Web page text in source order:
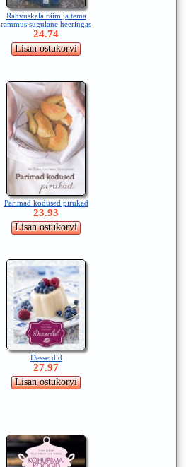
Rahvuskala räim ja tema
rammus sugulane heeringas
24.74
Parimad kodused pirukad
23.93
Desserdid
27.97